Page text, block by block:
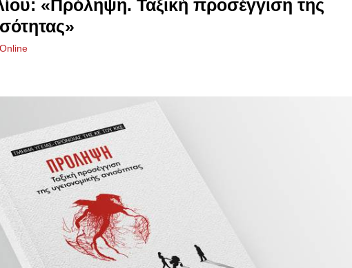
«Πρόληψη. Ταξική προσέγγιση της